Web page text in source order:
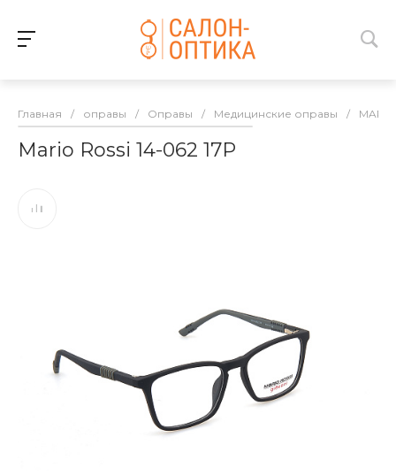
Главная / оправы / Оправы / Медицинские оправы /
Mario Rossi 14-062 17P